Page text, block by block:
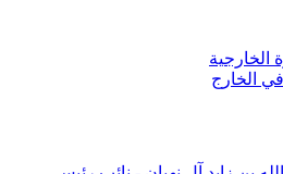
الخارجية
الخارج